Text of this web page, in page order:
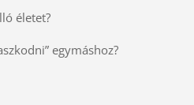
életet?
egymáshoz?